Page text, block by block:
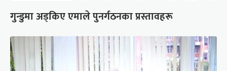
गुन्डुमा अड्किए एमाले पुनर्गठनका प्रस्तावहरू